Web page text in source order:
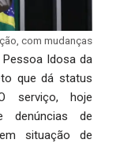
com mudanças
Idosa da
que dá status
serviço, hoje
denúncias de
situação de